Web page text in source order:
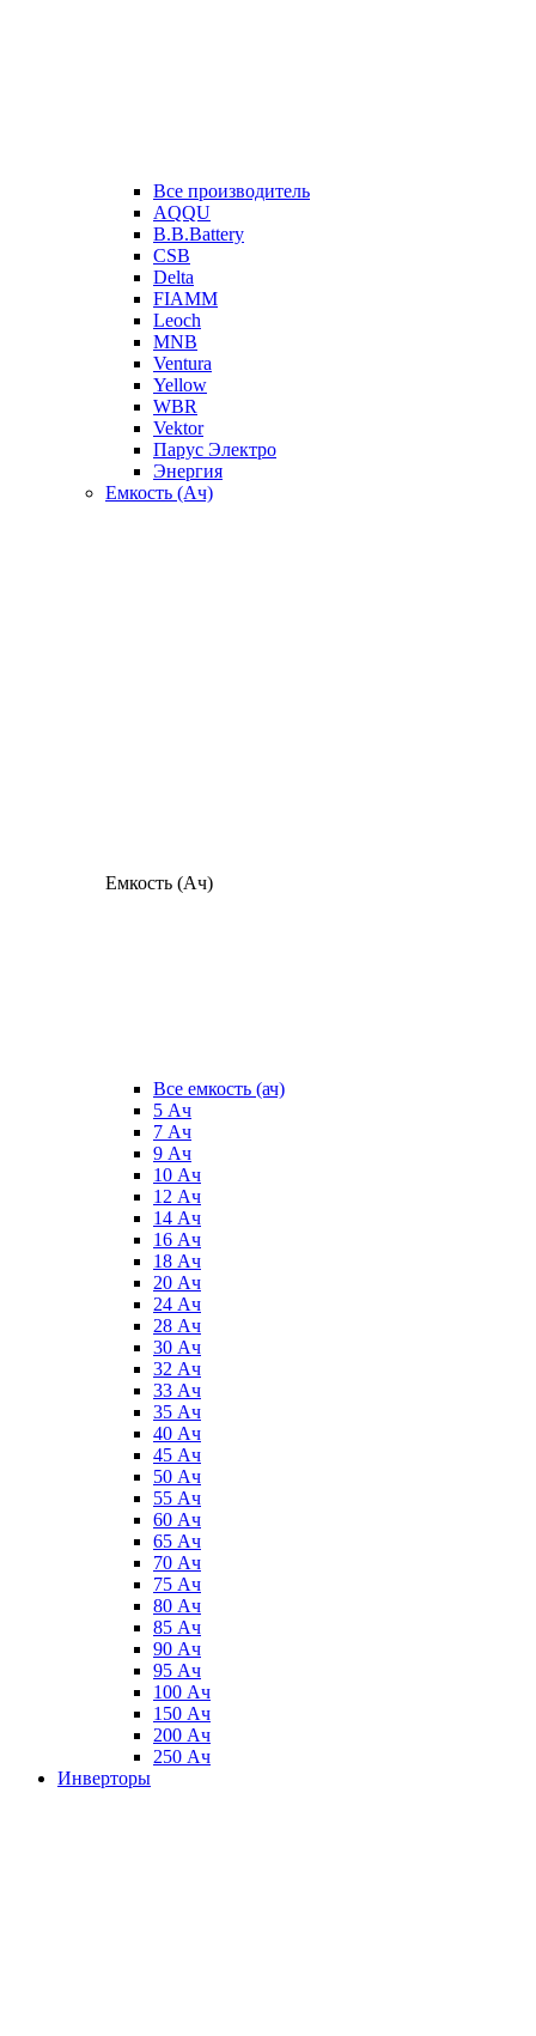
Все производитель
AQQU
B.B.Battery
CSB
Delta
FIAMM
Leoch
MNB
Ventura
Yellow
WBR
Vektor
Парус Электро
Энергия
Емкость (Ач)
Емкость (Ач)
Все емкость (ач)
5 Ач
7 Ач
9 Ач
10 Ач
12 Ач
14 Ач
16 Ач
18 Ач
20 Ач
24 Ач
28 Ач
30 Ач
32 Ач
33 Ач
35 Ач
40 Ач
45 Ач
50 Ач
55 Ач
60 Ач
65 Ач
70 Ач
75 Ач
80 Ач
85 Ач
90 Ач
95 Ач
100 Ач
150 Ач
200 Ач
250 Ач
Инверторы